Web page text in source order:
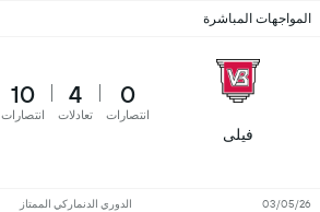
المواجهات المباشرة
فيلى
0
انتصارات
4
تعادلات
10
انتصارات
الدوري الدنماركي الممتاز 03/05/26